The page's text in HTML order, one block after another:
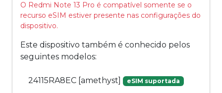
O Redmi Note 13 Pro é compatível somente se o
recurso eSIM estiver presente nas configurações do
dispositivo.
Este dispositivo também é conhecido pelos
seguintes modelos:
24115RA8EC [amethyst] eSIM suportada